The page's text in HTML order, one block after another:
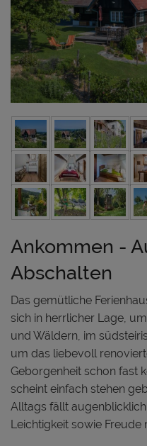
Ankommen -
Abschalten
Das gemütliche
sich in herrlicher Lage,
und Wäldern, im
um das liebevoll
Geborgenheit schon fast
scheint einfach stehen
Alltags fällt
Leichtigkeit sowie Freude